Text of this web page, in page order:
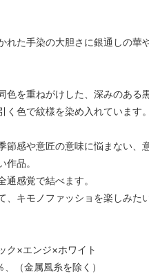
れた手染の大胆さに銀通しの華
色を重ねがけした、深みのある黒
く色で紋様を染め入れています。
節感や意匠の意味に悩まない、
作品。
通感覚で結べます。
、キモノファッショを楽しみた
ク×エンジ×ホワイト
（金属風糸を除く）